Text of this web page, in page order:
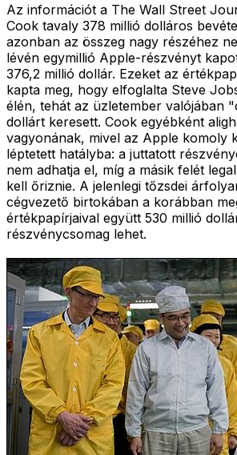
Az információt a The Wall Street
Cook tavaly 378 millió dolláros
azonban az összeg nagy részéhez
lévén egymillió Apple-részvényt
376,2 millió dollár. Ezeket az
kapta meg, hogy elfoglalta Steve
élén, tehát az üzletember valójában
dollárt keresett. Cook egyébként
vagyonának, mivel az Apple komoly
léptetett hatályba: a juttatott
nem adhatja el, míg a másik felét
kell őriznie. A jelenlegi tőzsdei
cégvezető birtokában a korábban
értékpapírjaival együtt 530 millió
részvénycsomag lehet.